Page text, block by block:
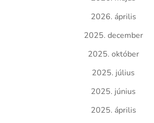
2026. április
2025. december
2025. október
2025. július
2025. június
2025. április